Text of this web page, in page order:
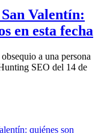
Valentín:
en esta fecha
a una persona
SEO del 14 de